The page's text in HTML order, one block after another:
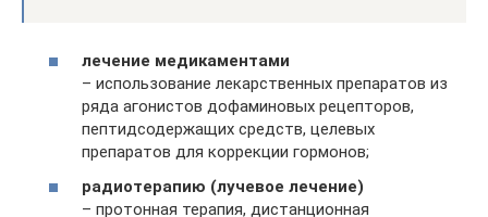
лечение медикаментами
– использование лекарственных препаратов из
ряда агонистов дофаминовых рецепторов,
пептидсодержащих средств, целевых
препаратов для коррекции гормонов;
радиотерапию (лучевое лечение)
– протонная терапия, дистанционная